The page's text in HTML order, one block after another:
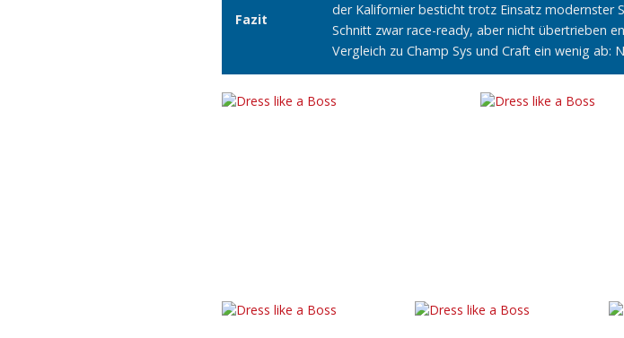
Fazit
der Kalifornier besticht trotz Einsatz modernster
Schnitt zwar race-ready, aber nicht übertrieben
Vergleich zu Champ Sys und Craft ein wenig ab: